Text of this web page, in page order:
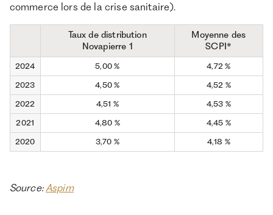
commerce lors de la crise sanitaire).
Taux de distribution
Novapierre 1
Moyenne des
SCPI*
2024 5,00 % 4,72 %
2023 4,50 % 4,52 %
2022 4,51 % 4,53 %
2021 4,80 % 4,45 %
2020 3,70 % 4,18 %
Source:Aspim